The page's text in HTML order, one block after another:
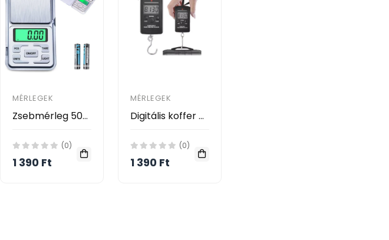
MÉRLEGEK
Zsebmérleg 500 x 0.1 g, digitális ékszer mérleg, aprómérleg, precíziós mérleg
(0)
1 390 Ft
MÉRLEGEK
Digitális koffer mérleg - 40kg
(0)
1 390 Ft